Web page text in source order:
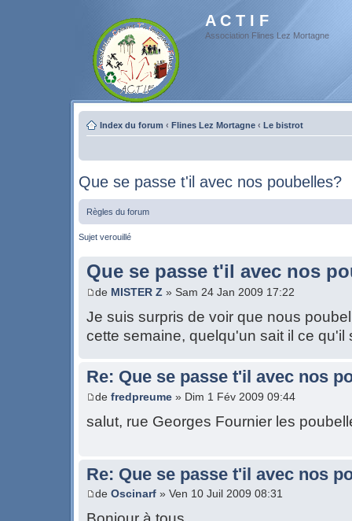
A C T I F
Association Flines Lez Mortagne
Index du forum ‹ Flines Lez Mortagne ‹ Le bistrot
Que se passe t'il avec nos poubelles?
Règles du forum
Sujet verouillé
Que se passe t'il avec nos
de MISTER Z » Sam 24 Jan 2009 17:22
Je suis surpris de voir que nous
cette semaine, quelqu'un sait il ce qu'il
Re: Que se passe t'il avec nos
de fredpreume » Dim 1 Fév 2009 09:44
salut, rue Georges Fournier les
Re: Que se passe t'il avec nos
de Oscinarf » Ven 10 Juil 2009 08:31